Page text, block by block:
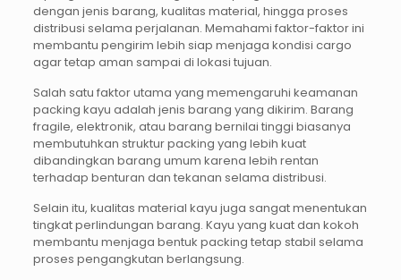
dengan jenis barang, kualitas material, hingga proses
distribusi selama perjalanan. Memahami faktor-faktor ini
membantu pengirim lebih siap menjaga kondisi cargo
agar tetap aman sampai di lokasi tujuan.
Salah satu faktor utama yang memengaruhi keamanan
packing kayu adalah jenis barang yang dikirim. Barang
fragile, elektronik, atau barang bernilai tinggi biasanya
membutuhkan struktur packing yang lebih kuat
dibandingkan barang umum karena lebih rentan
terhadap benturan dan tekanan selama distribusi.
Selain itu, kualitas material kayu juga sangat menentukan
tingkat perlindungan barang. Kayu yang kuat dan kokoh
membantu menjaga bentuk packing tetap stabil selama
proses pengangkutan berlangsung.